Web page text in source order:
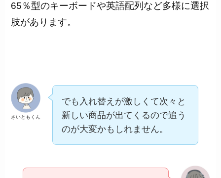
65％型のキーボードや英語配列など多様に選択
肢があります。
さいともくん
でも入れ替えが激しくて次々と
新しい商品が出てくるので追う
のが大変かもしれません。